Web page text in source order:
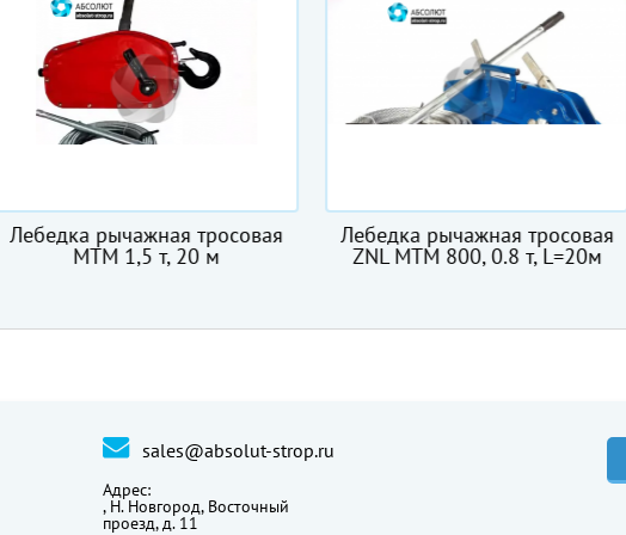
Лебедка рычажная тросовая
ZNL МТМ 800, 0.8 т, L=20м
ГОСТ 3070-88
sales@absolut-strop.ru
Адрес:
, Н. Новгород, Восточный
проезд, д. 11